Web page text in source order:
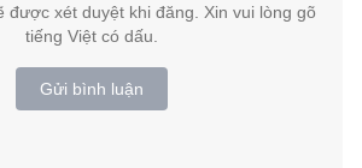
được xét duyệt khi đăng. Xin vui lòng gõ
tiếng Việt có dấu.
Gửi bình luận